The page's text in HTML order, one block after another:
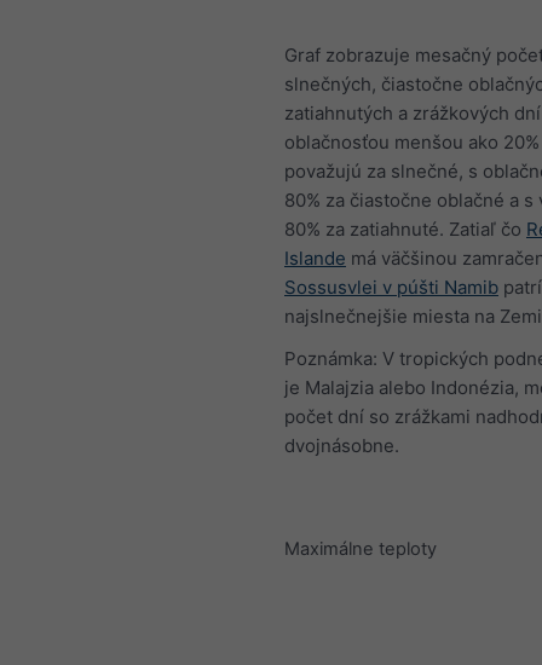
Graf zobrazuje mesačný
slnečných, čiastočne
zatiahnutých a zrážkových
oblačnosťou menšou ako
považujú za slnečné, s
80% za čiastočne oblačné a s
80% za zatiahnuté. Zatiaľ čo
Islande má väčšinou
Sossusvlei v púšti Namib
najslnečnejšie miesta na
Poznámka: V tropických
je Malajzia alebo Indonézia,
počet dní so zrážkami
dvojnásobne.
Maximálne teploty